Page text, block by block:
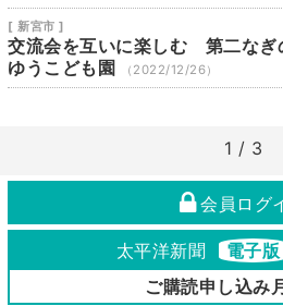
[ 新宮市 ]
交流会を互いに楽しむ 第二なぎ
ゆうこども園
（2022/12/26）
1 / 3
会員ログ
太平洋新聞 電子版
ご購読申し込み